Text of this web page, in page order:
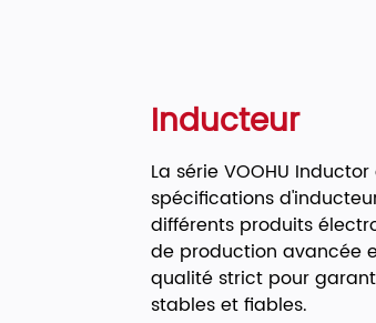
Inducteur
La série VOOHU
spécifications
différents produits
de production avancée
qualité strict pour
stables et fiables.